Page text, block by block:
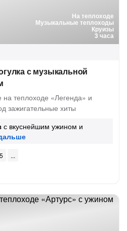
На теплоходе
Музыкальные теплоходы
Круизы
3 часа
с музыкальной
теплоходе «Легенда» и
зажигательные хиты
с вкуснейшим ужином и